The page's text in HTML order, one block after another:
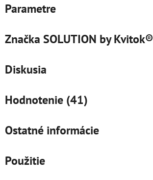
Parametre
Značka SOLUTION by Kvitok®
Diskusia
Hodnotenie (41)
Ostatné informácie
Použitie